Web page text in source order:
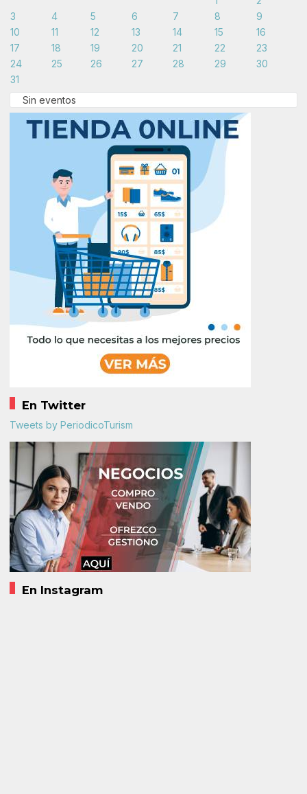
3
4 5 6 7 8
9
10
11 12 13 14 15
16
17
18 19 20 21 22
23
24
25 26 27 28 29
30
31
Sin eventos
En Twitter
Tweets by PeriodicoTurism
En Instagram